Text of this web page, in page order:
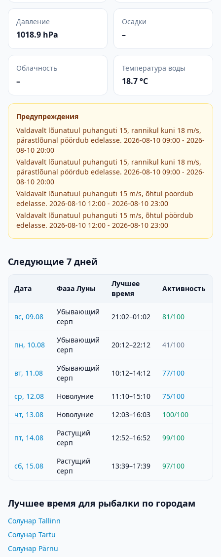
Давление
1018.9 hPa
Осадки
–
Облачность
–
Температура воды
18.7 °C
Предупреждения
Valdavalt lõunatuul puhanguti 15, rannikul kuni 18 m/s,
pärastlõunal pöördub edelasse. 2026-08-10 09:00 - 2026-
08-10 20:00
Valdavalt lõunatuul puhanguti 15, rannikul kuni 18 m/s,
pärastlõunal pöördub edelasse. 2026-08-10 09:00 - 2026-
08-10 20:00
Valdavalt lõunatuul puhanguti 15 m/s, õhtul pöördub
edelasse. 2026-08-10 12:00 - 2026-08-10 23:00
Valdavalt lõunatuul puhanguti 15 m/s, õhtul pöördub
edelasse. 2026-08-10 12:00 - 2026-08-10 23:00
Следующие 7 дней
Дата Фаза Луны
Лучшее
время
Активность
вс, 09.08
Убывающий
серп
21:02–01:02 81/100
пн, 10.08
Убывающий
серп
20:12–22:12 41/100
вт, 11.08
Убывающий
серп
10:12–14:12 77/100
ср, 12.08 Новолуние 11:10–15:10 75/100
чт, 13.08
Новолуние 12:03–16:03 100/100
пт, 14.08
Растущий
серп
12:52–16:52 99/100
сб, 15.08
Растущий
серп
13:39–17:39 97/100
Лучшее время для рыбалки по городам
Солунар Tallinn
Солунар Tartu
Солунар Pärnu